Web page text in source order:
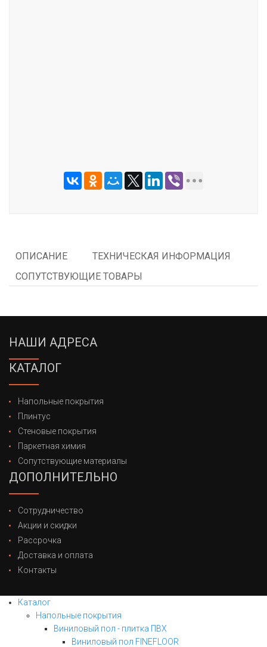
ОПИСАНИЕ
ТЕХНИЧЕСКАЯ ИНФОРМАЦИЯ
СОПУТСТВУЮЩИЕ ТОВАРЫ
НАШИ АДРЕСА
КАТАЛОГ
Напольные покрытия
Плинтус
Стеновые покрытия
Паркетная химия
Сопутствующие материалы
ДОПОЛНИТЕЛЬНО
Сотрудничество
Акции и скидки
Рассрочка
Доставка и оплата
Контакты
Каталог
Напольные покрытия
Виниловый пол - плитка ПВХ
Виниловый пол FINEFLOOR